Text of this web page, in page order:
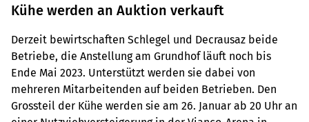
Kühe werden an Auktion verkauft
Derzeit bewirtschaften Schlegel und Decrausaz beide
Betriebe, die Anstellung am Grundhof läuft noch bis
Ende Mai 2023. Unterstützt werden sie dabei von
mehreren Mitarbeitenden auf beiden Betrieben. Den
Grossteil der Kühe werden sie am 26. Januar ab 20 Uhr an